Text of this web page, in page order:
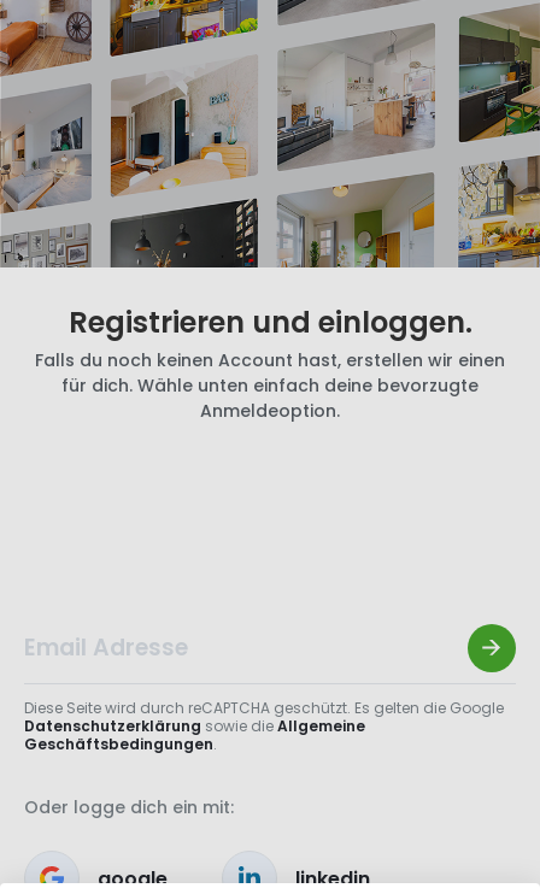
Registrieren und einloggen.
Falls du noch keinen Account hast, erstellen wir einen
für dich. Wähle unten einfach deine bevorzugte
Anmeldeoption.
Diese Seite wird durch reCAPTCHA geschützt. Es gelten die Google
Datenschutzerklärung sowie dieAllgemeine
Geschäftsbedingungen.
Oder logge dich ein mit:
google linkedin